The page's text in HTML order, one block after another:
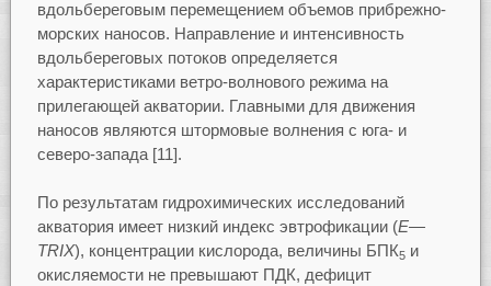
вдольбереговым перемещением объемов прибрежно-
морских наносов. Направление и интенсивность
вдольбереговых потоков определяется
характеристиками ветро-волнового режима на
прилегающей акватории. Главными для движения
наносов являются штормовые волнения с юга- и
северо-запада [11].
По результатам гидрохимических исследований
акватория имеет низкий индекс эвтрофикации (E—
TRIX), концентрации кислорода, величины БПК5и
окисляемости не превышают ПДК, дефицит